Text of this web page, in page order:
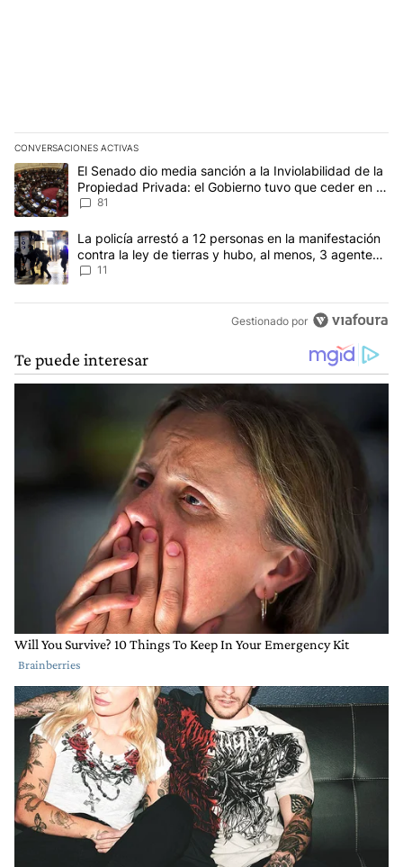
CONVERSACIONES ACTIVAS
Este listado muestra los artículos con más comentarios en los
Un artículo de tendencia con el título "El Senado dio media
El Senado dio media sanción a la Inviolabilidad de la
Propiedad Privada: el Gobierno tuvo que ceder en la
Ley del Manejo del Fuego
81
Un artículo de tendencia con el título "La policía arrestó a 12
La policía arrestó a 12 personas en la manifestación
contra la ley de tierras y hubo, al menos, 3 agentes
heridos
11
Gestionado por